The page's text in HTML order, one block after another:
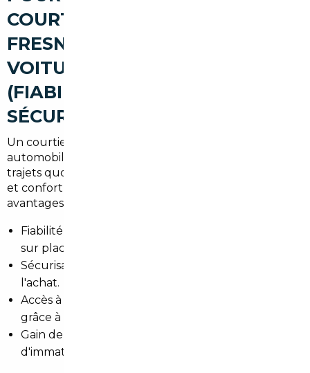
COURTIER AUTOMOBILE À
FRESNES POUR ACHETER UNE
VOITURE D'OCCASION
(FIABILITÉ, AVANTAGES,
SÉCURISATION)
Un courtier local connaît les attentes des
automobilistes de Fresnes : faibles émissions pour les
trajets quotidiens, compacité pour les rues étroites,
et confort pour la banlieue parisienne. Les principaux
avantages :
Fiabilité des annonces vérifiées par des partenaires
sur place.
Sécurisation juridique et administrative lors de
l'achat.
Accès à des véhicules moins chers en Europe
grâce à un réseau d'importateurs.
Gain de temps pour les démarches
d'immatriculation et de conformité.